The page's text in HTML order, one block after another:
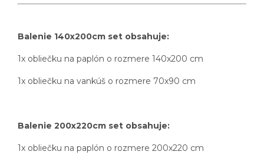
Balenie 140x200cm set obsahuje:
1x obliečku na paplón o rozmere 140x200 cm
1x obliečku na vankúš o rozmere 70x90 cm
Balenie 200x220cm set obsahuje:
1x obliečku na paplón o rozmere 200x220 cm